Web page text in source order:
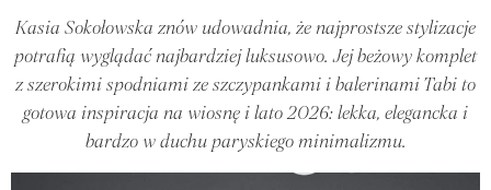
Kasia Sokołowska znów udowadnia, że najprostsze stylizacje
potrafią wyglądać najbardziej luksusowo. Jej beżowy komplet
z szerokimi spodniami ze szczypankami i balerinami Tabi to
gotowa inspiracja na wiosnę i lato 2026: lekka, elegancka i
bardzo w duchu paryskiego minimalizmu.